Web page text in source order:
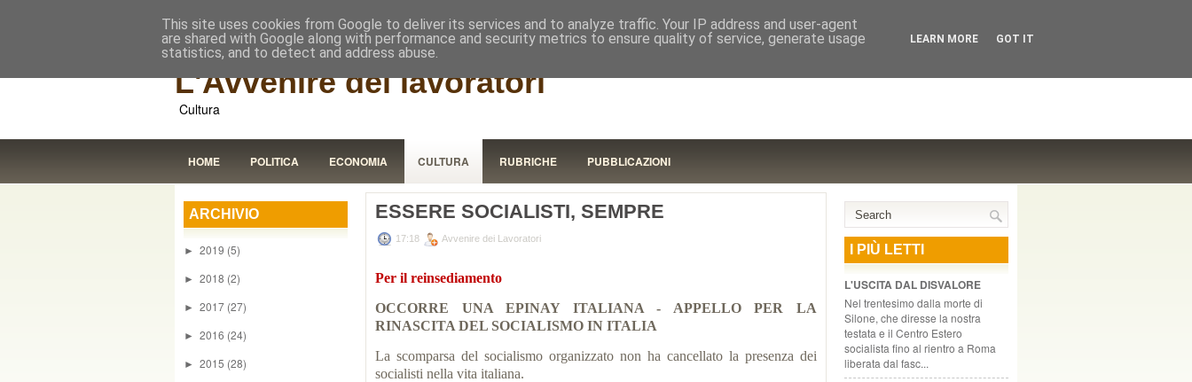
RISTORANTE COOPERATIVO, ZURIGO
L'Avvenire dei lavoratori
Cultura
HOME POLITICA ECONOMIA CULTURA RUBRICHE PUBBLICAZIONI
ARCHIVIO
► 2019 (5)
► 2018 (2)
► 2017 (27)
► 2016 (24)
► 2015 (28)
ESSERE SOCIALISTI, SEMPRE
17:18 Avvenire dei Lavoratori
Per il reinsediamento
OCCORRE UNA EPINAY ITALIANA - APPELLO PER LA
RINASCITA DEL SOCIALISMO IN ITALIA
La scomparsa del socialismo organizzato non ha cancellato la presenza dei
socialisti nella vita italiana.
I PIÙ LETTI
L'USCITA DAL DISVALORE
Nel trentesimo dalla morte di
Silone, che diresse la nostra
testata e il Centro Estero
socialista fino al rientro a Roma
liberata dal fasc...
This site uses cookies from Google to deliver its services and to analyze traffic. Your IP address and user-agent
are shared with Google along with performance and security metrics to ensure quality of service, generate usage
statistics, and to detect and address abuse.
LEARN MORE GOT IT